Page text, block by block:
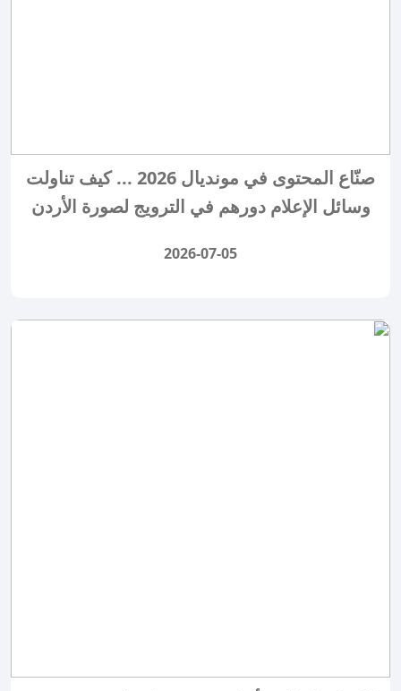
صنّاع المحتوى في مونديال 2026 ... كيف تناولت
وسائل الإعلام دورهم في الترويج لصورة الأردن
2026-07-05